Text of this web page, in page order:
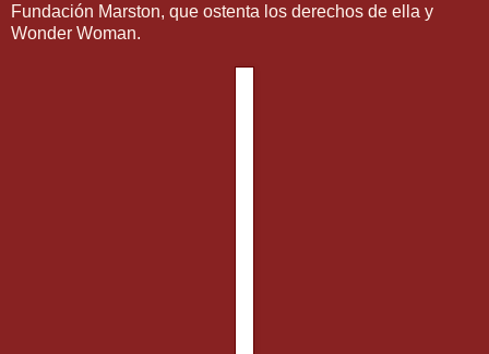
Fundación Marston, que ostenta los derechos de ella y
Wonder Woman.